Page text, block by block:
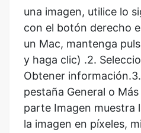
una imagen, utilice lo
con el botón derecho
un Mac, mantenga
y haga clic) .2.
Obtener
pestaña General o
parte Imagen muestra
la imagen en píxeles,